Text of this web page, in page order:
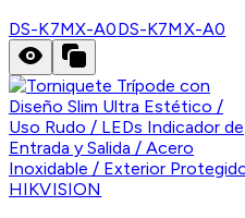
DS-K7MX-A0DS-K7MX-A0
HIKVISION